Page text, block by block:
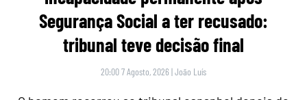
Segurança Social a ter recusado:
tribunal teve decisão final
20:00 7 Agosto, 2026 |João Luís